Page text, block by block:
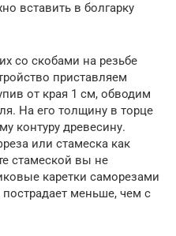
вставить в болгарку
со скобами на резьбе
приставляем
от края 1 см, обводим
На его толщину в торце
контуру древесину.
или стамеска как
стамеской вы не
каретки саморезами
меньше, чем с